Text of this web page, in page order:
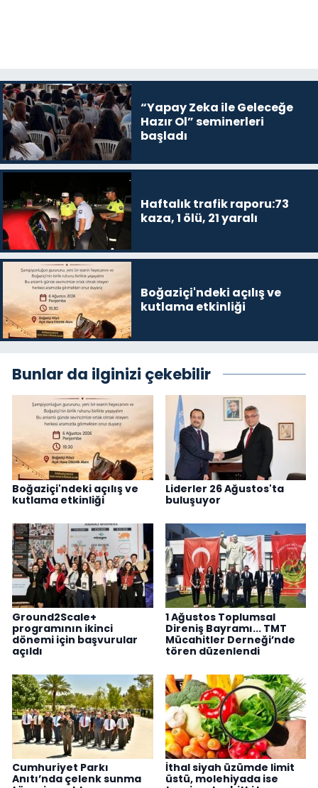
“Yapay Zeka ile Geleceğe
Hazır Ol” seminerleri
başladı
Haftalık trafik raporu:73
kaza, 1 ölü, 21 yaralı
Boğaziçi'ndeki açılış ve
kutlama etkinliği
Bunlar da ilginizi çekebilir
Boğaziçi'ndeki açılış ve
kutlama etkinliği
Liderler 26 Ağustos'ta
buluşuyor
Ground2Scale+
programının ikinci
dönemi için başvurular
açıldı
1 Ağustos Toplumsal
Direniş Bayramı... TMT
Mücahitler Derneği’nde
tören düzenlendi
Cumhuriyet Parkı
Anıtı’nda çelenk sunma
İthal siyah üzümde limit
üstü, molehiyada ise